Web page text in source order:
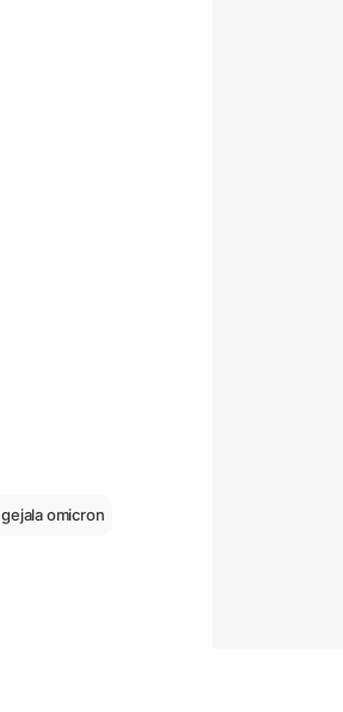
gejala omicron